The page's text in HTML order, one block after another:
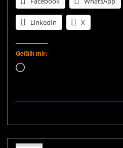
LinkedIn X
Gefällt mir:
Wird geladen …